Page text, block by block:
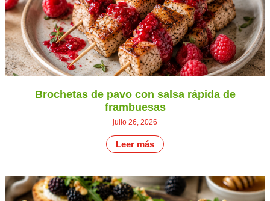
Brochetas de pavo con salsa rápida de
frambuesas
julio 26, 2026
Leer más